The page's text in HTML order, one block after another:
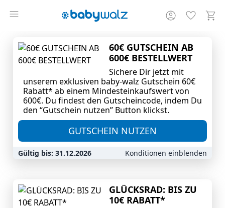
60€ GUTSCHEIN AB
600€ BESTELLWERT
Sichere Dir jetzt mit
unserem exklusiven baby-walz Gutschein 60€
Rabatt* ab einem Mindesteinkaufswert von
600€. Du findest den Gutscheincode, indem Du
den “Gutschein nutzen” Button klickst.
GUTSCHEIN NUTZEN
Gültig bis: 31.12.2026 Konditionen einblenden
GLÜCKSRAD: BIS ZU
10€ RABATT*